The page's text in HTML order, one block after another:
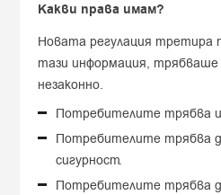
Какви права имам?
Новата регулация третира
тази информация, трябваше
незаконно.
Потребителите трябва
Потребителите трябва
сигурност.
Потребителите трябва